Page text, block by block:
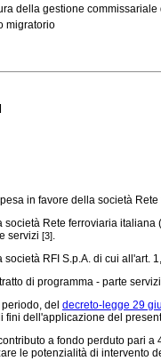
della gestione commissariale
migratorio
in favore della società
Rete ferroviaria italiana
servizi [3].
RFI S.p.A. di cui all'art.
di programma - parte
del decreto-legge 29
fini dell'applicazione del
a fondo perduto pari a
le potenzialità di intervento